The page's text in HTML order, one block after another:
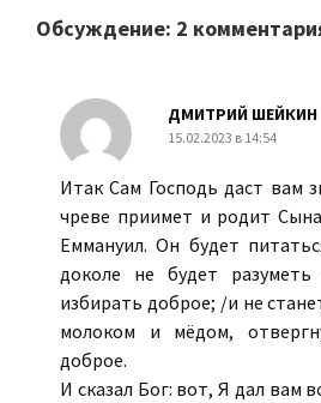
Обсуждение: 2
ДМИТРИЙ ШЕЙКИН
15.02.2023 в 14:54
Итак Сам Господь даст вам
чреве приимет и родит
Еммануил. Он будет
доколе не будет
избирать доброе; /и не
молоком и мёдом,
доброе.
И сказал Бог: вот, Я дал вам